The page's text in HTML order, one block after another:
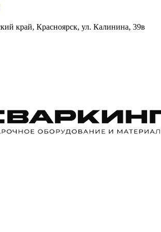
край, Красноярск, ул. Калинина, 39в